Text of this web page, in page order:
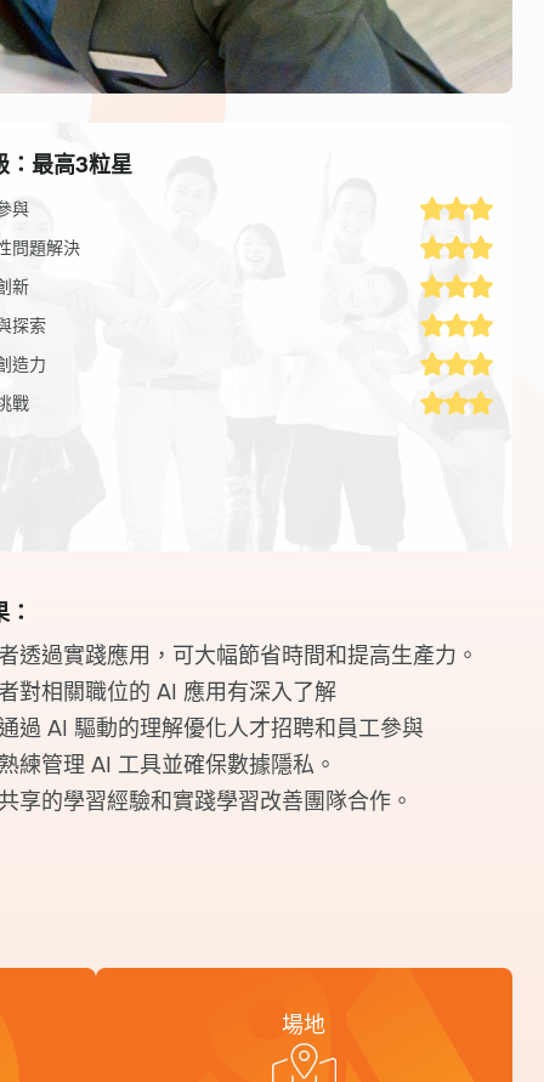
：最高3粒星
與
問題解決
新
探索
造力
戰
透過實踐應用，可大幅節省時間和提高生產力。
對相關職位的 AI 應用有深入了解
過 AI 驅動的理解優化人才招聘和員工參與
練管理 AI 工具並確保數據隱私。
享的學習經驗和實踐學習改善團隊合作。
場地